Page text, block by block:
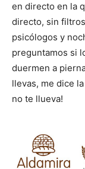
en directo en la
directo, sin
psicólogos y
preguntamos si
duermen a
llevas, me dice
no te llueva!